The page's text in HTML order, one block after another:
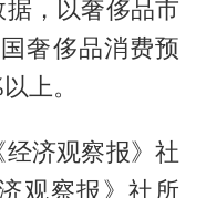
，以奢侈品市
奢侈品消费预
上。
济观察报》社
观察报》社所